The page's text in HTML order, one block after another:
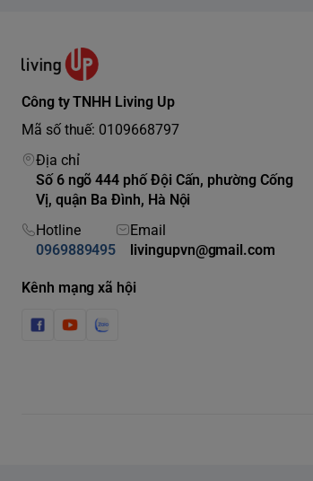
Công ty TNHH Living Up
Mã số thuế: 0109668797
Địa chỉ
Số 6 ngõ 444 phố Đội Cấn, phường Cống
Vị, quận Ba Đình, Hà Nội
Hotline
0969889495
Email
livingupvn@gmail.com
Kênh mạng xã hội